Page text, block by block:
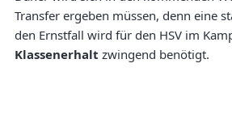
Transfer ergeben müssen, denn eine
den Ernstfall wird für den HSV im
Klassenerhalt zwingend benötigt.